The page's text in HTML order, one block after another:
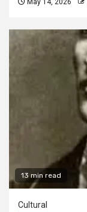
May 14, 2026
13 min read
Cultural